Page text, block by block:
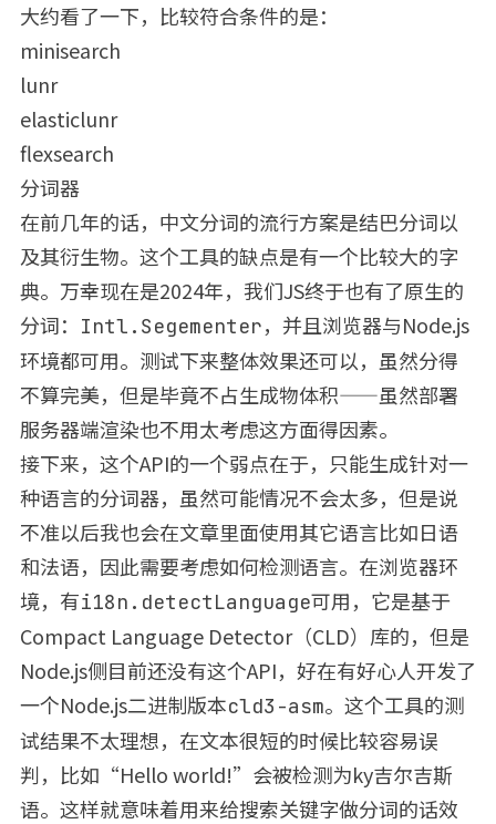
大约看了一下，比较符合条件的是：
minisearch
lunr
elasticlunr
flexsearch
分词器
在前几年的话，中文分词的流行方案是结巴分词以
及其衍生物。这个工具的缺点是有一个比较大的字
典。万幸现在是2024年，我们JS终于也有了原生的
分词：
Intl.Segementer，并且浏览器与Node.js
环境都可用。测试下来整体效果还可以，虽然分得
不算完美，但是毕竟不占生成物体积——虽然部署
服务器端渲染也不用太考虑这方面得因素。
接下来，这个API的一个弱点在于，只能生成针对一
种语言的分词器，虽然可能情况不会太多，但是说
不准以后我也会在文章里面使用其它语言比如日语
和法语，因此需要考虑如何检测语言。在浏览器环
境，有i18n.detectLanguage可用，它是基于
Compact Language Detector（CLD）库的，但是
Node.js侧目前还没有这个API，好在有好心人开发了
一个Node.js二进制版本cld3-asm。这个工具的测
试结果不太理想，在文本很短的时候比较容易误
判，比如“Hello world!”会被检测为ky吉尔吉斯
语。这样就意味着用来给搜索关键字做分词的话效